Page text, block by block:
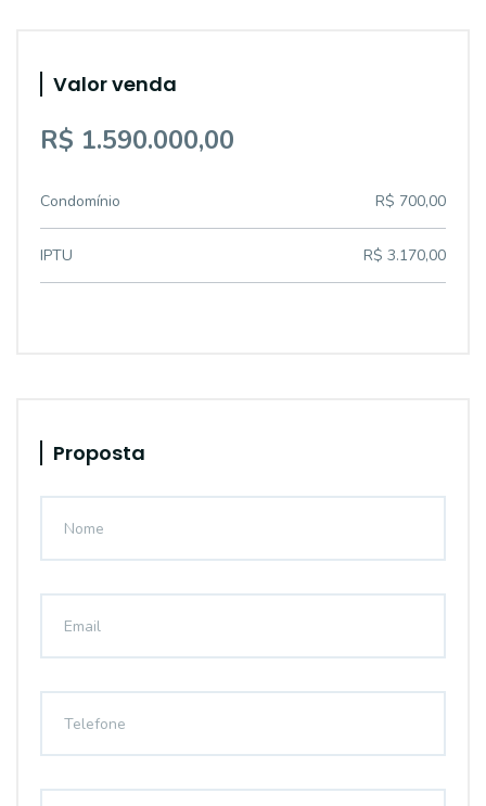
Valor venda
R$ 1.590.000,00
Condomínio R$ 700,00
IPTU R$ 3.170,00
Proposta